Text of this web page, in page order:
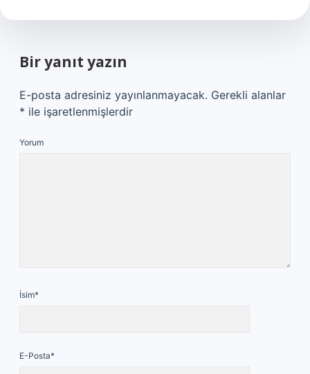
Bir yanıt yazın
E-posta adresiniz yayınlanmayacak. Gerekli alanlar
* ile işaretlenmişlerdir
Yorum
İsim*
E-Posta*